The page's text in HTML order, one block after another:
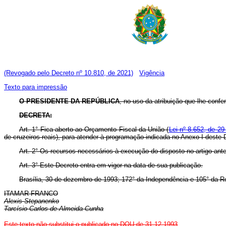
(Revogado pelo Decreto nº 10.810, de 2021)
Vigência
Texto para impressão
O PRESIDENTE DA REPÚBLICA, no uso da atribuição que lhe
DECRETA:
Art. 1° Fica aberto ao Orçamento Fiscal da União (Lei nº 8.652, de
de cruzeiros reais), para atender à programação indicada no Anexo I deste
Art. 2° Os recursos necessários à execução do disposto no artigo
Art. 3° Este Decreto entra em vigor na data de sua publicação.
Brasília, 30 de dezembro de 1993; 172° da Independência e 105° da
ITAMAR FRANCO
Alexis Stepanenko
Tarcísio Carlos de Almeida Cunha
Este texto não substitui o publicado no DOU de 31.12.1993